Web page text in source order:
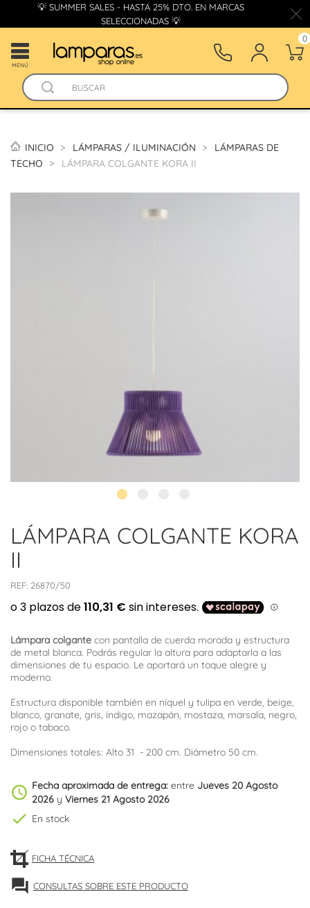
💡 SUMMER SALES - HASTA 25% DTO. EN MARCAS
SELECCIONADAS 💡
MENÚ
0
INICIO LÁMPARAS / ILUMINACIÓN
LÁMPARAS DE
TECHO
LÁMPARA COLGANTE KORA II
LÁMPARA COLGANTE KORA
II
REF: 26870/50
Lámpara colgante con pantalla de cuerda morada y estructura
de metal blanca. Podrás regular la altura para adaptarla a las
dimensiones de tu espacio. Le aportará un toque alegre y
moderno.
Estructura disponible también en níquel y tulipa en verde, beige,
blanco, granate, gris, índigo, mazapán, mostaza, marsala, negro,
rojo o tabaco.
Dimensiones totales: Alto 31 - 200 cm. Diámetro 50 cm.
schedule Fecha aproximada de entrega: entre Jueves 20 Agosto
2026 y Viernes 21 Agosto 2026
check En stock
FICHA TÉCNICA
forum CONSULTAS SOBRE ESTE PRODUCTO